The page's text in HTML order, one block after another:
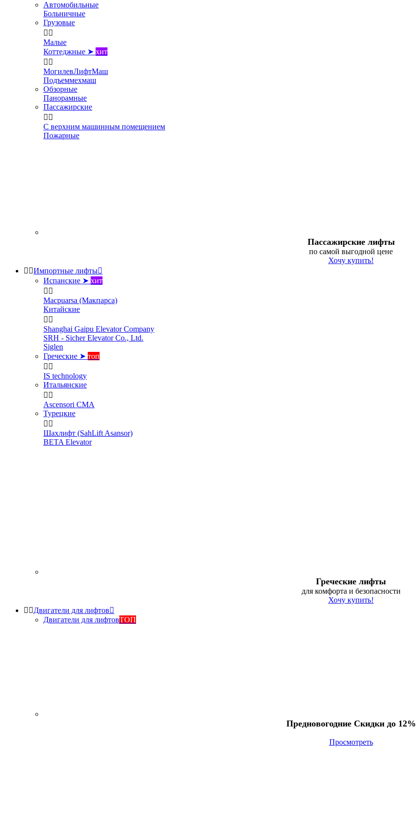
Автомобильные
Больничные
Грузовые
 
Малые
Коттеджные ➤ хит
 
МогилевЛифтМаш
Подъеммехмаш
Обзорные
Панорамные
Пассажирские
 
С верхним машинным помещением
Пожарные
Пассажирские лифты
по самой выгодной цене
Хочу купить!
 Импортные лифты
Испанские ➤ хит
 
Macpuarsa (Макпарса)
Китайские
 
Shanghai Gaipu Elevator Company
SRH - Sicher Elevator Co., Ltd.
Siglen
Греческие ➤ топ
 
IS technology
Итальянские
 
Ascensori CMA
Турецкие
 
Шахлифт (SahLift Asansor)
BETA Elevator
Греческие лифты
для комфорта и безопасности
Хочу купить!
 Двигатели для лифтов
Двигатели для лифтовТОП
Предновогодние Скидки до 12%
Просмотреть